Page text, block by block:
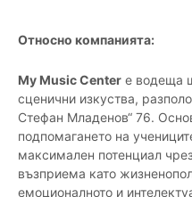
Относно компанията:
My Music Center е водеща
сценични изкуства,
Стефан Младенов“ 76.
подпомагането на
максимален потенциал
възприема като
емоционалното и